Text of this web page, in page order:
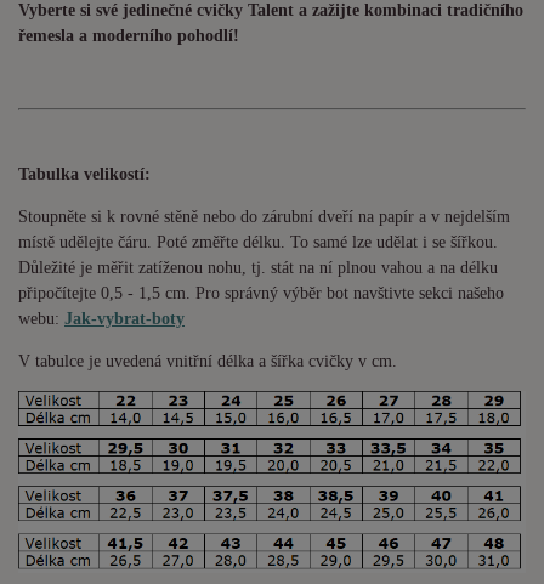
Vyberte si své jedinečné cvičky Talent a zažijte kombinaci tradičního
řemesla a moderního pohodlí!
Tabulka velikostí:
Stoupněte si k rovné stěně nebo do zárubní dveří na papír a v nejdelším
místě udělejte čáru. Poté změřte délku. To samé lze udělat i se šířkou.
Důležité je měřit zatíženou nohu, tj. stát na ní plnou vahou a na délku
připočítejte 0,5 - 1,5 cm. Pro správný výběr bot navštivte sekci našeho
webu: Jak-vybrat-boty
V tabulce je uvedená vnitřní délka a šířka cvičky v cm.